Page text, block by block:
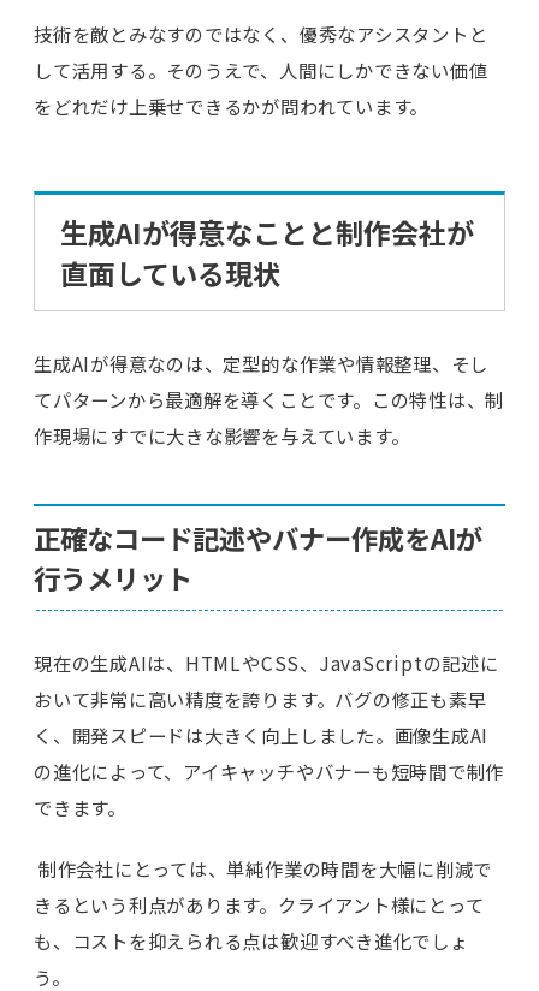
技術を敵とみなすのではなく、優秀なアシスタントと
して活用する。そのうえで、人間にしかできない価値
をどれだけ上乗せできるかが問われています。
生成AIが得意なことと制作会社が
直面している現状
生成AIが得意なのは、定型的な作業や情報整理、そし
てパターンから最適解を導くことです。この特性は、制
作現場にすでに大きな影響を与えています。
正確なコード記述やバナー作成をAIが
行うメリット
現在の生成AIは、HTMLやCSS、JavaScriptの記述に
おいて非常に高い精度を誇ります。バグの修正も素早
く、開発スピードは大きく向上しました。画像生成AI
の進化によって、アイキャッチやバナーも短時間で制作
できます。
制作会社にとっては、単純作業の時間を大幅に削減で
きるという利点があります。クライアント様にとって
も、コストを抑えられる点は歓迎すべき進化でしょ
う。